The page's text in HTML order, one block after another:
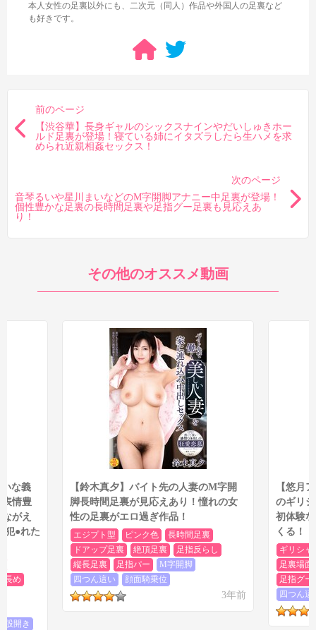
本人女性の足裏以外にも、二次元（同人）作品や外国人の足裏など
も好きです。
前のページ
【渋谷華】長身ギャルのシックスナインやだいしゅきホー
ルド足裏が登場！寝ている姉にイタズラしたら生ハメを求
められ近親相姦セックス！
次のページ
音琴るいや星川まいなどのM字開脚アナニー中足裏が登場！
個性豊かな足裏の長時間足裏や足指グー足裏も見応えあ
り！
その他のオススメ動画
な義
情豊
がえ
犯●れた
長め
股開き
【鈴木真夕】バイト先の人妻のM字開
脚長時間足裏が見応えあり！憧れの女
性の足裏がエロ過ぎ作品！
エジプト型 ピンク色
長時間足裏
ドアップ足裏
絶頂足裏
足指反らし
縦長足裏
足指パー
M字開脚
四つん這い
顔面騎乗位
3年前
【悠月
のギリ
初体験
くる！
ギリシャ
足裏場面
足指グー
四つん這